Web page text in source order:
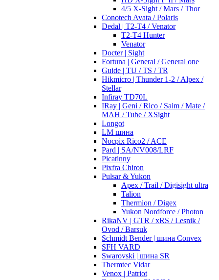
4/5 X-Sight / Mars / Thor
Conotech Avata / Polaris
Dedal | T2-T4 / Venator
T2-T4 Hunter
Venator
Docter | Sight
Fortuna | General / General one
Guide | TU / TS / TR
Hikmicro | Thunder 1-2 / Alpex /
Stellar
Infiray TD70L
IRay | Geni / Rico / Saim / Mate /
MAH / Tube / XSight
Longot
LM шина
Nocpix Rico2 / ACE
Pard | SA/NV008/LRF
Picatinny
Pixfra Chiron
Pulsar & Yukon
Apex / Trail / Digisight ultra
Talion
Thermion / Digex
Yukon Nordforce / Photon
RikaNV | GTR / xRS / Lesnik /
Ovod / Barsuk
Schmidt Bender | шина Convex
SFH VARD
Swarovski | шина SR
Thermtec Vidar
Venox | Patriot